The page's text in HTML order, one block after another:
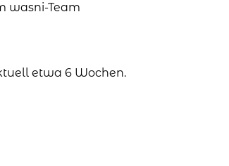
wasni-Team
etwa 6 Wochen.